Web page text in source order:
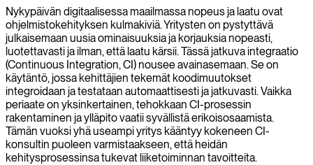
Tarjoamme asiantuntijakonsultteja jatkuvaan integraatioon
ohjelmistotestauksen ja käyttöönoton automatisoimiseksi, mikä
mahdollistaa tiimeillesi laadukkaamman koodin tuottamisen
nopeammin ja luotettavammin.
Nykypäivän digitaalisessa maailmassa nopeus ja laatu ovat
ohjelmistokehityksen kulmakiviä. Yritysten on pystyttävä
julkaisemaan uusia ominaisuuksia ja korjauksia nopeasti,
luotettavasti ja ilman, että laatu kärsii. Tässä jatkuva integraatio
(Continuous Integration, CI) nousee avainasemaan. Se on
käytäntö, jossa kehittäjien tekemät koodimuutokset
integroidaan ja testataan automaattisesti ja jatkuvasti. Vaikka
periaate on yksinkertainen, tehokkaan CI-prosessin
rakentaminen ja ylläpito vaatii syvällistä erikoisosaamista.
Tämän vuoksi yhä useampi yritys kääntyy kokeneen CI-
konsultin puoleen varmistaakseen, että heidän
kehitysprosessinsa tukevat liiketoiminnan tavoitteita.